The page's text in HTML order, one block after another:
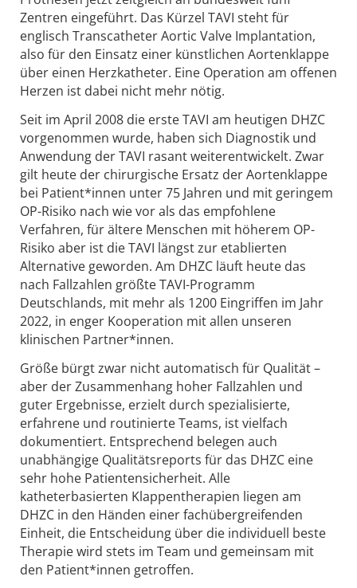
Zentren eingeführt. Das Kürzel TAVI steht für
englisch Transcatheter Aortic Valve Implantation,
also für den Einsatz einer künstlichen Aortenklappe
über einen Herzkatheter. Eine Operation am offenen
Herzen ist dabei nicht mehr nötig.
Seit im April 2008 die erste TAVI am heutigen DHZC
vorgenommen wurde, haben sich Diagnostik und
Anwendung der TAVI rasant weiterentwickelt. Zwar
gilt heute der chirurgische Ersatz der Aortenklappe
bei Patient*innen unter 75 Jahren und mit geringem
OP-Risiko nach wie vor als das empfohlene
Verfahren, für ältere Menschen mit höherem OP-
Risiko aber ist die TAVI längst zur etablierten
Alternative geworden. Am DHZC läuft heute das
nach Fallzahlen größte TAVI-Programm
Deutschlands, mit mehr als 1200 Eingriffen im Jahr
2022, in enger Kooperation mit allen unseren
klinischen Partner*innen.
Größe bürgt zwar nicht automatisch für Qualität –
aber der Zusammenhang hoher Fallzahlen und
guter Ergebnisse, erzielt durch spezialisierte,
erfahrene und routinierte Teams, ist vielfach
dokumentiert. Entsprechend belegen auch
unabhängige Qualitätsreports für das DHZC eine
sehr hohe Patientensicherheit. Alle
katheterbasierten Klappentherapien liegen am
DHZC in den Händen einer fachübergreifenden
Einheit, die Entscheidung über die individuell beste
Therapie wird stets im Team und gemeinsam mit
den Patient*innen getroffen.